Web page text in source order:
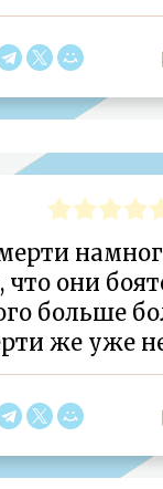
что они
больше
же уже